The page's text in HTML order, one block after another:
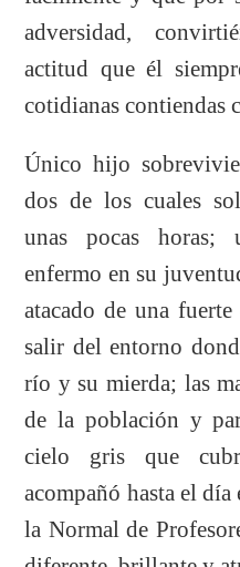
adversidad,
actitud que él
cotidianas contiendas
Único hijo
dos de los cuales
unas pocas horas;
enfermo en su
atacado de una
salir del entorno
río y su mierda; las
de la población y
cielo gris que
acompañó hasta el día
la Normal de